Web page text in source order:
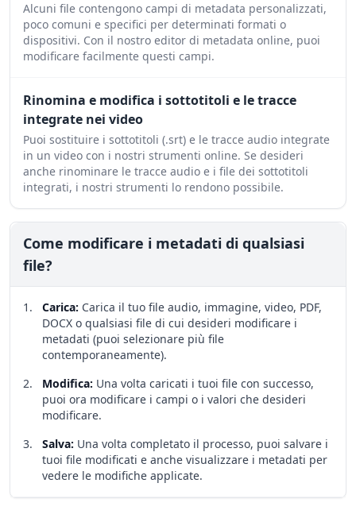
Alcuni file contengono campi di metadata personalizzati,
poco comuni e specifici per determinati formati o
dispositivi. Con il nostro editor di metadata online, puoi
modificare facilmente questi campi.
Rinomina e modifica i sottotitoli e le tracce
integrate nei video
Puoi sostituire i sottotitoli (.srt) e le tracce audio integrate
in un video con i nostri strumenti online. Se desideri
anche rinominare le tracce audio e i file dei sottotitoli
integrati, i nostri strumenti lo rendono possibile.
Come modificare i metadati di qualsiasi
file?
Carica: Carica il tuo file audio, immagine, video, PDF,
DOCX o qualsiasi file di cui desideri modificare i
metadati (puoi selezionare più file
contemporaneamente).
Modifica: Una volta caricati i tuoi file con successo,
puoi ora modificare i campi o i valori che desideri
modificare.
Salva: Una volta completato il processo, puoi salvare i
tuoi file modificati e anche visualizzare i metadati per
vedere le modifiche applicate.